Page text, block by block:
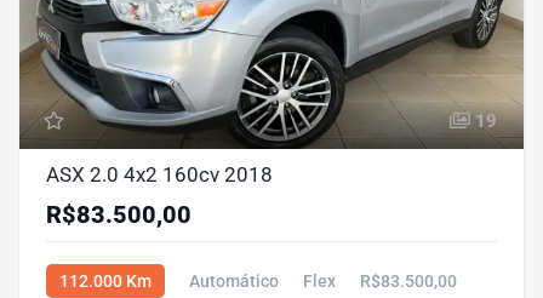
19
ASX 2.0 4x2 160cv 2018
R$83.500,00
112.000 Km Automático Flex R$83.500,00